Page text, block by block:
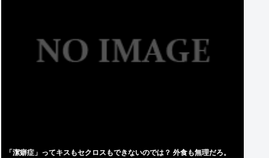
「潔癖症」ってキスもセクロスもできないのでは？ 外食も無理だろ。